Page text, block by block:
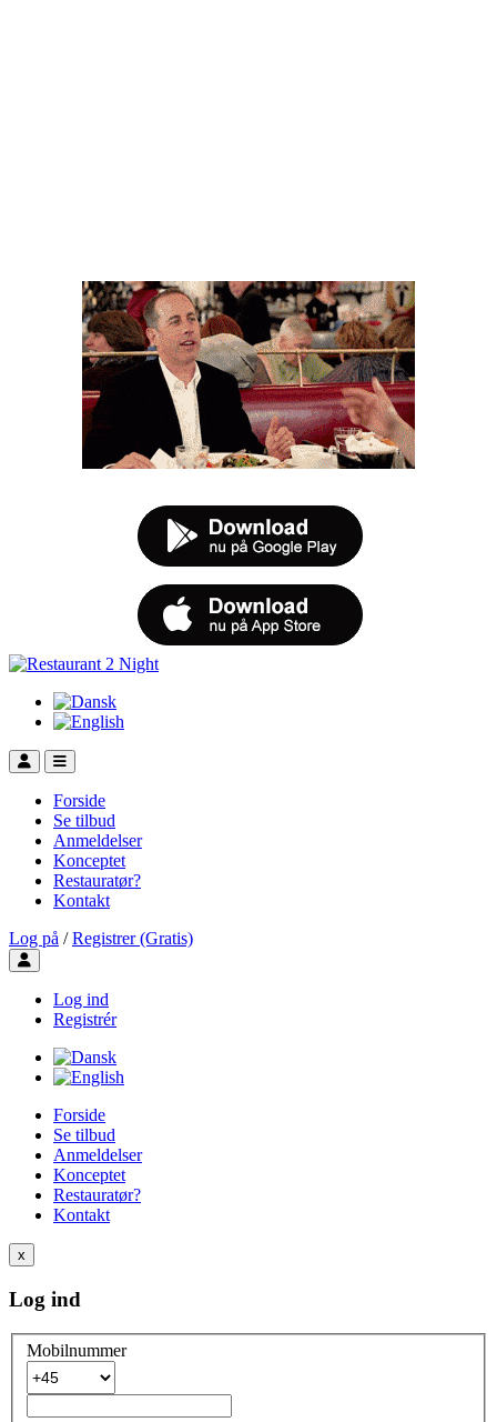
Forside
Se tilbud
Anmeldelser
Konceptet
Restauratør?
Kontakt
Log på / Registrer (Gratis)
Toggle user menu
Log ind
Registrér
Forside
Se tilbud
Anmeldelser
Konceptet
Restauratør?
Kontakt
x
Log ind
Mobilnummer